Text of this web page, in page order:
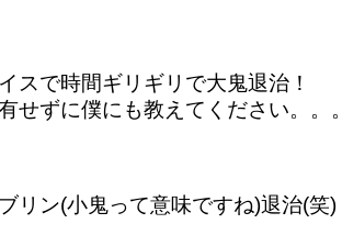
スで時間ギリギリで大鬼退治！
せずに僕にも教えてください。。。
リン(小鬼って意味ですね)退治(笑)